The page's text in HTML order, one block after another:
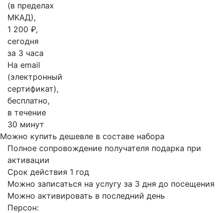
(в пределах
МКАД),
1 200 ₽,
сегодня
за 3 часа
На email
(электронный
сертификат),
бесплатно,
в течение
30 минут
Можно купить дешевле в составе набора
Полное сопровождение получателя подарка при
активации
Срок действия 1 год
Можно записаться на услугу за 3 дня до посещения
Можно активировать в последний день
Персон: